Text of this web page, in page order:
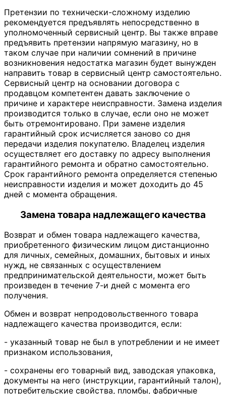
Претензии по технически-сложному изделию
рекомендуется предъявлять непосредственно в
уполномоченный сервисный центр. Вы также вправе
предъявить претензии напрямую магазину, но в
таком случае при наличии сомнений в причине
возникновения недостатка магазин будет вынужден
направить товар в сервисный центр самостоятельно.
Сервисный центр на основании договора с
продавцом компетентен давать заключение о
причине и характере неисправности. Замена изделия
производится только в случае, если оно не может
быть отремонтировано. При замене изделия
гарантийный срок исчисляется заново со дня
передачи изделия покупателю. Владелец изделия
осуществляет его доставку по адресу выполнения
гарантийного ремонта и обратно самостоятельно.
Срок гарантийного ремонта определяется степенью
неисправности изделия и может доходить до 45
дней с момента обращения.
Замена товара надлежащего качества
Возврат и обмен товара надлежащего качества,
приобретенного физическим лицом дистанционно
для личных, семейных, домашних, бытовых и иных
нужд, не связанных с осуществлением
предпринимательской деятельности, может быть
произведен в течение 7-и дней с момента его
получения.
Обмен и возврат непродовольственного товара
надлежащего качества производится, если:
- указанный товар не был в употреблении и не имеет
признаком использования,
- сохранены его товарный вид, заводская упаковка,
документы на него (инструкции, гарантийный талон),
потребительские свойства, пломбы, фабричные